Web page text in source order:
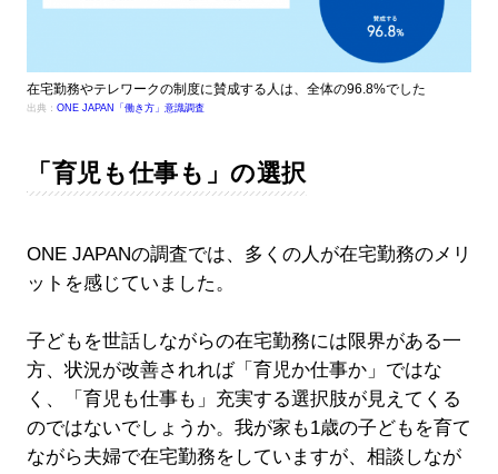
在宅勤務やテレワークの制度に賛成する人は、全体の96.8%でした
出典： ONE JAPAN「働き方」意識調査
「育児も仕事も」の選択
ONE JAPANの調査では、多くの人が在宅勤務のメリ
ットを感じていました。
子どもを世話しながらの在宅勤務には限界がある一
方、状況が改善されれば「育児か仕事か」ではな
く、「育児も仕事も」充実する選択肢が見えてくる
のではないでしょうか。我が家も1歳の子どもを育て
ながら夫婦で在宅勤務をしていますが、相談しなが